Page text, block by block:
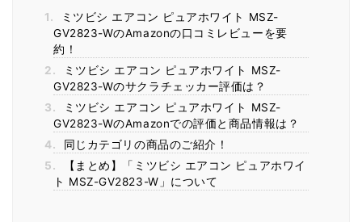
1.
ミツビシ エアコン ピュアホワイト MSZ-
GV2823-WのAmazonの口コミレビューを要
約！
2.
ミツビシ エアコン ピュアホワイト MSZ-
GV2823-Wのサクラチェッカー評価は？
3.
ミツビシ エアコン ピュアホワイト MSZ-
GV2823-WのAmazonでの評価と商品情報は？
4.
同じカテゴリの商品のご紹介！
5.
【まとめ】「ミツビシ エアコン ピュアホワイ
ト MSZ-GV2823-W」について